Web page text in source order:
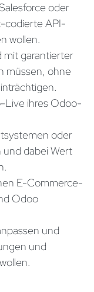
oder
codierte API-
wollen.
mit garantierter
müssen, ohne
Live ihres Odoo-
oder
dabei Wert
E-Commerce-
Odoo
und
und